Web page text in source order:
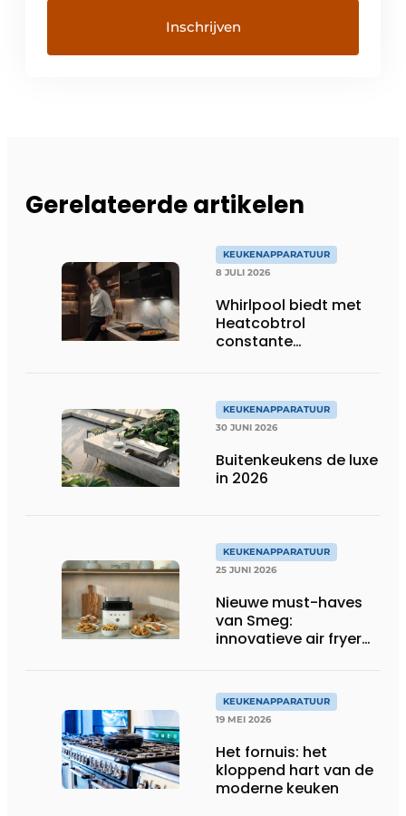
Gerelateerde artikelen
KEUKENAPPARATUUR
8 JULI 2026
Whirlpool biedt met
Heatcobtrol
constante
KEUKENAPPARATUUR
30 JUNI 2026
Buitenkeukens de luxe
in 2026
KEUKENAPPARATUUR
25 JUNI 2026
Nieuwe must-haves
van Smeg:
innovatieve air fryer
KEUKENAPPARATUUR
19 MEI 2026
Het fornuis: het
kloppend hart van de
moderne keuken